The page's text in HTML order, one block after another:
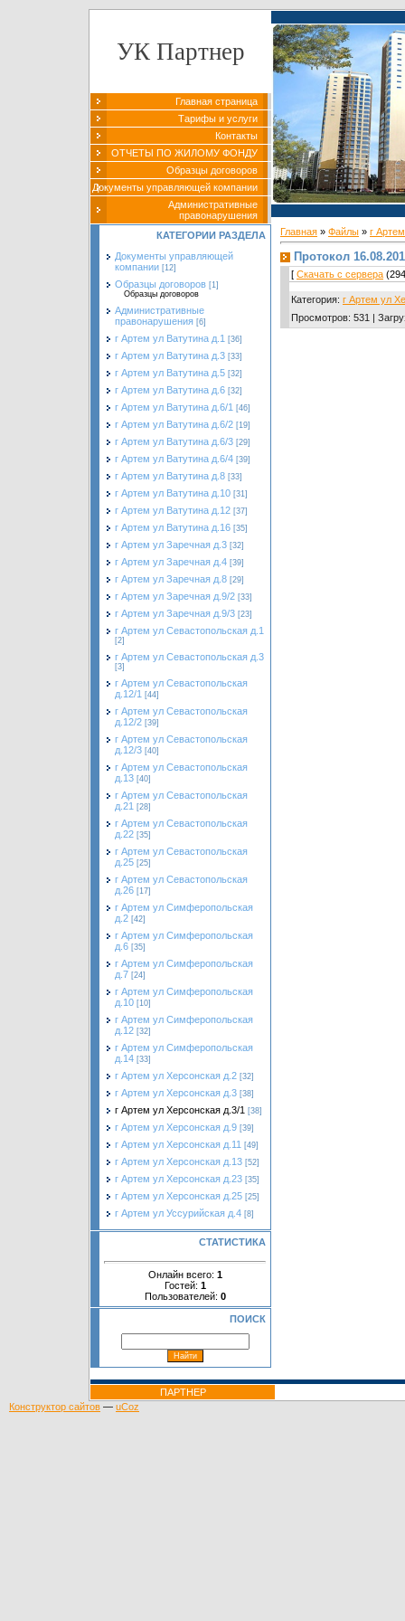
УК Партнер
Главная страница
Тарифы и услуги
Контакты
ОТЧЕТЫ ПО ЖИЛОМУ ФОНДУ
Образцы договоров
Документы управляющей компании
Административные
правонарушения
КАТЕГОРИИ РАЗДЕЛА
Документы управляющей
компании [12]
Образцы договоров [1]
Образцы договоров
Административные
правонарушения [6]
г Артем ул Ватутина д.1 [36]
г Артем ул Ватутина д.3 [33]
г Артем ул Ватутина д.5 [32]
г Артем ул Ватутина д.6 [32]
г Артем ул Ватутина д.6/1 [46]
г Артем ул Ватутина д.6/2 [19]
г Артем ул Ватутина д.6/3 [29]
г Артем ул Ватутина д.6/4 [39]
г Артем ул Ватутина д.8 [33]
г Артем ул Ватутина д.10 [31]
г Артем ул Ватутина д.12 [37]
г Артем ул Ватутина д.16 [35]
г Артем ул Заречная д.3 [32]
г Артем ул Заречная д.4 [39]
г Артем ул Заречная д.8 [29]
г Артем ул Заречная д.9/2 [33]
г Артем ул Заречная д.9/3 [23]
г Артем ул Севастопольская д.1
[2]
г Артем ул Севастопольская д.3
[3]
г Артем ул Севастопольская
д.12/1 [44]
г Артем ул Севастопольская
д.12/2 [39]
г Артем ул Севастопольская
д.12/3 [40]
г Артем ул Севастопольская
д.13 [40]
г Артем ул Севастопольская
д.21 [28]
г Артем ул Севастопольская
д.22 [35]
г Артем ул Севастопольская
д.25 [25]
г Артем ул Севастопольская
д.26 [17]
г Артем ул Симферопольская
д.2 [42]
г Артем ул Симферопольская
д.6 [35]
г Артем ул Симферопольская
д.7 [24]
г Артем ул Симферопольская
д.10 [10]
г Артем ул Симферопольская
д.12 [32]
г Артем ул Симферопольская
д.14 [33]
г Артем ул Херсонская д.2 [32]
г Артем ул Херсонская д.3 [38]
г Артем ул Херсонская д.3/1 [38]
г Артем ул Херсонская д.9 [39]
г Артем ул Херсонская д.11 [49]
г Артем ул Херсонская д.13 [52]
г Артем ул Херсонская д.23 [35]
г Артем ул Херсонская д.25 [25]
г Артем ул Уссурийская д.4 [8]
СТАТИСТИКА
Онлайн всего: 1
Гостей: 1
Пользователей: 0
ПОИСК
Главная » Файлы » г
Протокол
[ Скачать с сервера
Категория: г Артем ул
Просмотров: 531 |
ПАРТНЕР
Конструктор сайтов — uCoz